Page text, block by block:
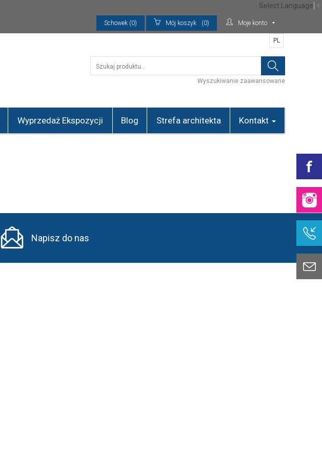
Schowek (0) Mój koszyk (0) Moje konto
Wyszukiwanie zaawansowane
PL
Wyprzedaż Ekspozycji Blog Strefa architekta Kontakt
Napisz do nas
Select Language